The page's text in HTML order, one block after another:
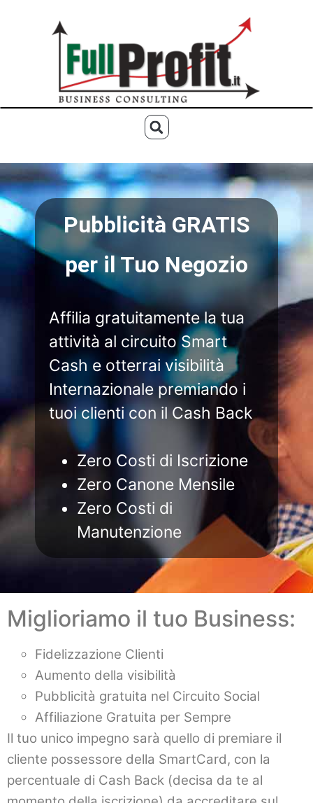
Pubblicità GRATIS
per il Tuo Negozio
Affilia gratuitamente la tua
attività al circuito Smart
Cash e otterrai visibilità
Internazionale premiando i
tuoi clienti con il Cash Back
Zero Costi di Iscrizione
Zero Canone Mensile
Zero Costi di
Manutenzione
Miglioriamo il tuo Business:
Fidelizzazione Clienti
Aumento della visibilità
Pubblicità gratuita nel Circuito Social
Affiliazione Gratuita per Sempre
Il tuo unico impegno sarà quello di premiare il
cliente possessore della SmartCard, con la
percentuale di Cash Back (decisa da te al